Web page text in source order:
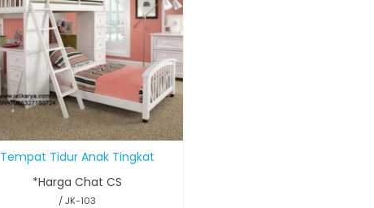
Tempat Tidur Anak Tingkat
*Harga Chat CS
/ JK-103